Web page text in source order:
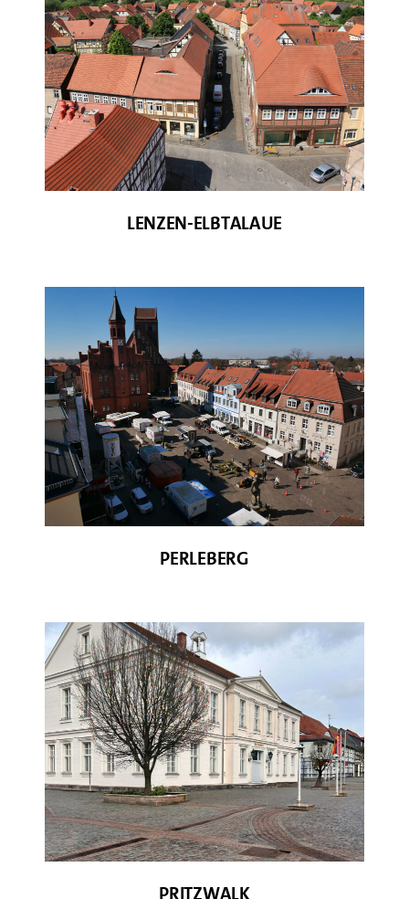
© H-J. Wegner
LENZEN-ELBTALAUE
© R. Hill
PERLEBERG
© S. Winter
PRITZWALK